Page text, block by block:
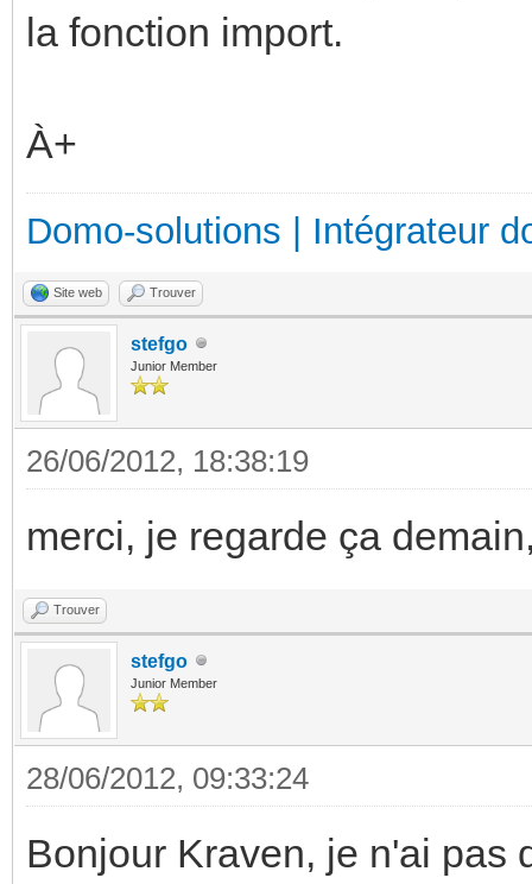
la fonction import.
À+
Domo-solutions | Intégrateur
Site web Trouver
stefgo
Junior Member
26/06/2012, 18:38:19
merci, je regarde ça
Trouver
stefgo
Junior Member
28/06/2012, 09:33:24
Bonjour Kraven, je n'ai pas